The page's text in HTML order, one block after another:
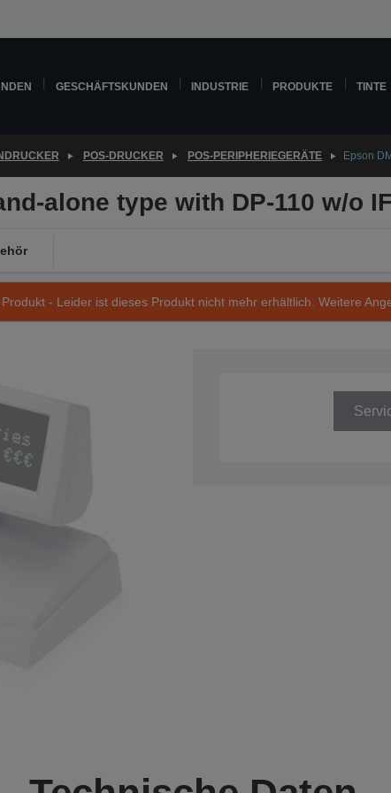
GESCHÄFTSKUNDEN INDUSTRIE PRODUKTE TINTE
POS-DRUCKER POS-PERIPHERIEGERÄTE Epson
alone type with DP-110 w/o
- Leider ist dieses Produkt nicht mehr erhältlich. Weitere